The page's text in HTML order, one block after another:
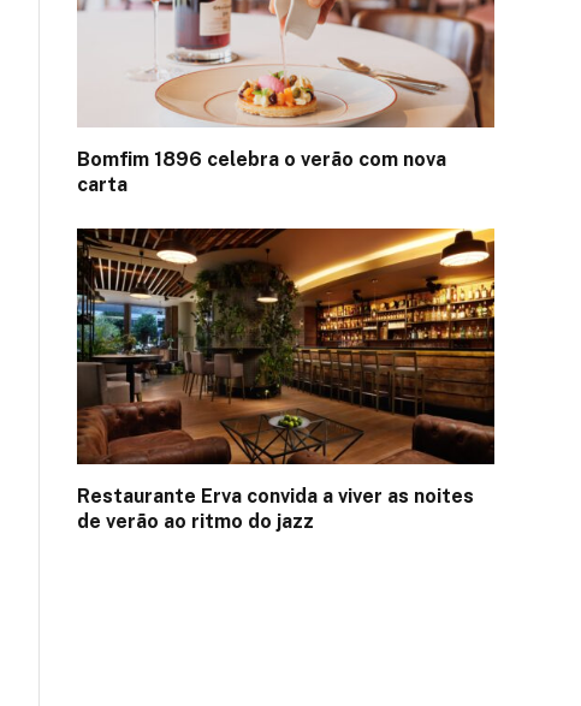
Bomfim 1896 celebra o verão com nova
carta
Restaurante Erva convida a viver as noites
de verão ao ritmo do jazz